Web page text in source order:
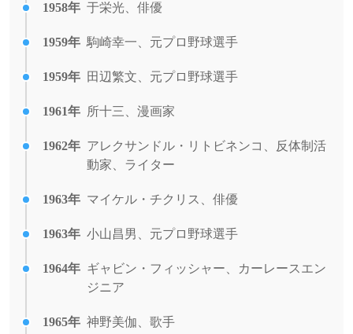
1958年 于栄光、俳優
1959年 駒崎幸一、元プロ野球選手
1959年 田辺繁文、元プロ野球選手
1961年 所十三、漫画家
1962年 アレクサンドル・リトビネンコ、反体制活
動家、ライター
1963年 マイケル・チクリス、俳優
1963年 小山昌男、元プロ野球選手
1964年 ギャビン・フィッシャー、カーレースエン
ジニア
1965年 神野美伽、歌手